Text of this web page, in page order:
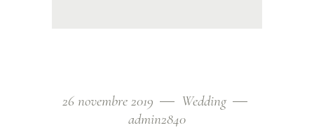
26 novembre 2019
Wedding
admin2840